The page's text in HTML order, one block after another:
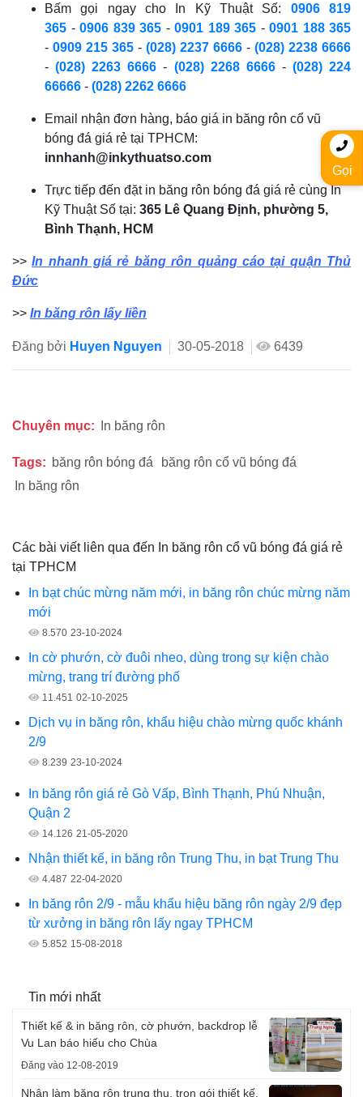
Bấm gọi ngay cho In Kỹ Thuật Số: 0906 819
365 - 0906 839 365 - 0901 189 365 - 0901 188 365
- 0909 215 365 - (028) 2237 6666 - (028) 2238 6666
-(028) 2263 6666 - (028) 2268 6666- (028) 224
66666 - (028) 2262 6666
Email nhận đơn hàng, báo giá in băng rôn cổ vũ
bóng đá giá rẻ tại TPHCM:
innhanh@inkythuatso.com
Trực tiếp đến đặt in băng rôn bóng đá giá rẻ cùng In
Kỹ Thuật Số tại: 365 Lê Quang Định, phường 5,
Bình Thạnh, HCM
>>In nhanh giá rẻ băng rôn quảng cáo tại quận Thủ
Đức
>> In băng rôn lấy liền
Đăng bởi Huyen Nguyen 30-05-2018 6439
Chuyên mục: In băng rôn
Tags: băng rôn bóng đá
băng rôn cổ vũ bóng đá
In băng rôn
Các bài viết liên qua đến In băng rôn cổ vũ bóng đá giá rẻ
tại TPHCM
In bạt chúc mừng năm mới, in băng rôn chúc mừng năm
mới
8.570 23-10-2024
In cờ phướn, cờ đuôi nheo, dùng trong sự kiện chào
mừng, trang trí đường phố
11.451 02-10-2025
Dịch vụ in băng rôn, khẩu hiệu chào mừng quốc khánh
2/9
8.239 23-10-2024
In băng rôn giá rẻ Gò Vấp, Bình Thạnh, Phú Nhuận,
Quận 2
14.126 21-05-2020
Nhận thiết kế, in băng rôn Trung Thu, in bạt Trung Thu
4.487 22-04-2020
In băng rôn 2/9 - mẫu khẩu hiệu băng rôn ngày 2/9 đẹp
từ xưởng in băng rôn lấy ngay TPHCM
5.852 15-08-2018
Tin mới nhất
Thiết kế & in băng rôn, cờ phướn, backdrop lễ
Vu Lan báo hiếu cho Chùa
Đăng vào 12-08-2019
Nhận làm băng rôn trung thu, trọn gói thiết kế,
Gọi